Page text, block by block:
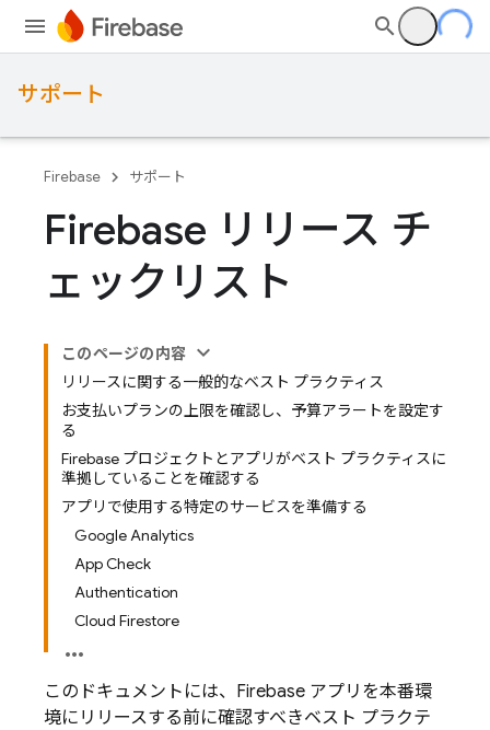
サポート
Firebase サポート
Firebase リリース チ
ェックリスト
このページの内容
リリースに関する一般的なベスト プラクティス
お支払いプランの上限を確認し、予算アラートを設定す
る
Firebase プロジェクトとアプリがベスト プラクティスに
準拠していることを確認する
アプリで使用する特定のサービスを準備する
Google Analytics
App Check
Authentication
Cloud Firestore
このドキュメントには、Firebase アプリを本番環
境にリリースする前に確認すべきベスト プラクテ